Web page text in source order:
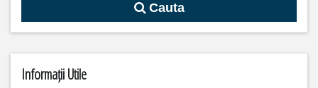
Cauta
Informații Utile